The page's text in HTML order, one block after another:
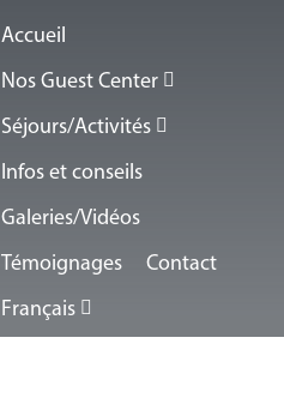
Accueil
Nos Guest Center
Séjours/Activités
Infos et conseils
Galeries/Vidéos
Témoignages
Contact
Français